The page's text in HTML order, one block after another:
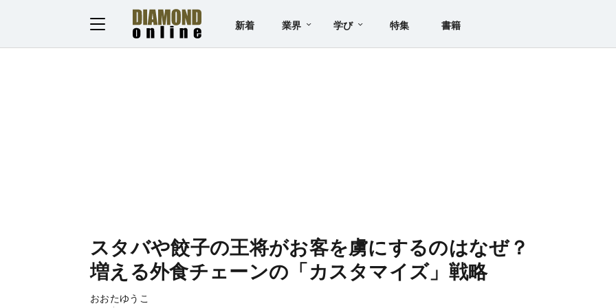
新着 業界 学び 特集 書籍
スタバや餃子の王将がお客を虜にするのはなぜ？
増える外食チェーンの「カスタマイズ」戦略
おおたゆうこ